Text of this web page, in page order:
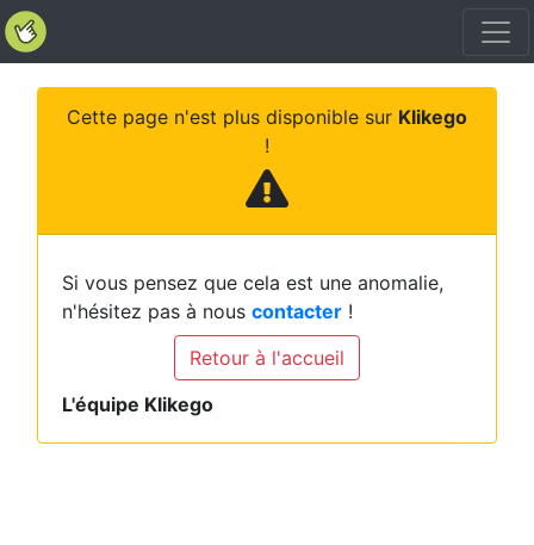
Cette page n'est plus disponible sur Klikego
!
Si vous pensez que cela est une anomalie,
n'hésitez pas à nous contacter !
Retour à l'accueil
L'équipe Klikego